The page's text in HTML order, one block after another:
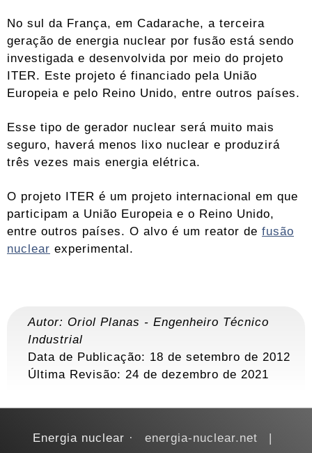
No sul da França, em Cadarache, a terceira
geração de energia nuclear por fusão está sendo
investigada e desenvolvida por meio do projeto
ITER. Este projeto é financiado pela União
Europeia e pelo Reino Unido, entre outros países.
Esse tipo de gerador nuclear será muito mais
seguro, haverá menos lixo nuclear e produzirá
três vezes mais energia elétrica.
O projeto ITER é um projeto internacional em que
participam a União Europeia e o Reino Unido,
entre outros países. O alvo é um reator de fusão
nuclear experimental.
Autor: Oriol Planas - Engenheiro Técnico
Industrial
Data de Publicação: 18 de setembro de 2012
Última Revisão: 24 de dezembro de 2021
Energia nuclear energia-nuclear.net